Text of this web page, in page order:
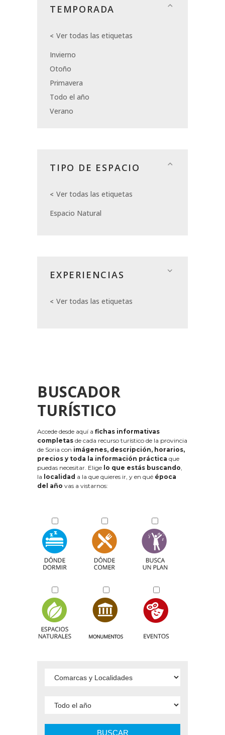
TEMPORADA
Ver todas las etiquetas
Invierno
Otoño
Primavera
Todo el año
Verano
TIPO DE ESPACIO
Ver todas las etiquetas
Espacio Natural
EXPERIENCIAS
Ver todas las etiquetas
BUSCADOR
TURÍSTICO
Accede desde aquí a fichas informativas
completas de cada recurso turístico de la provincia
de Soria con imágenes, descripción, horarios,
precios y toda la información práctica que
puedas necesitar. Elige lo que estás buscando,
la localidad a la que quieres ir, y en qué época
del año vas a vistarnos:
BUSCAR